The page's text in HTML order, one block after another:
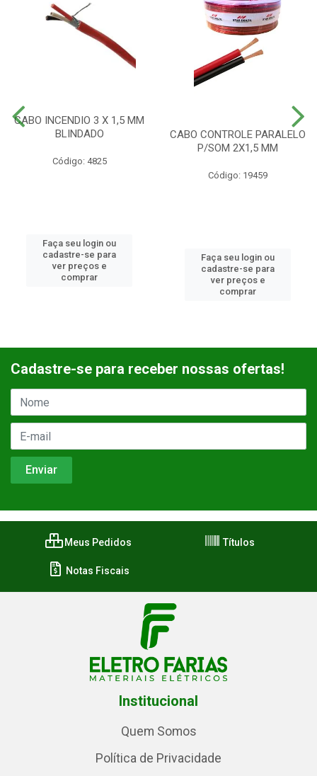
CABO INCENDIO 3 X 1,5 MM
BLINDADO
Código: 4825
Faça seu login ou
cadastre-se para
ver preços e
comprar
CABO CONTROLE PARALELO
P/SOM 2X1,5 MM
Código: 19459
Faça seu login ou
cadastre-se para
ver preços e
comprar
Cadastre-se para receber nossas ofertas!
Meus Pedidos Títulos
Notas Fiscais
Institucional
Quem Somos
Política de Privacidade